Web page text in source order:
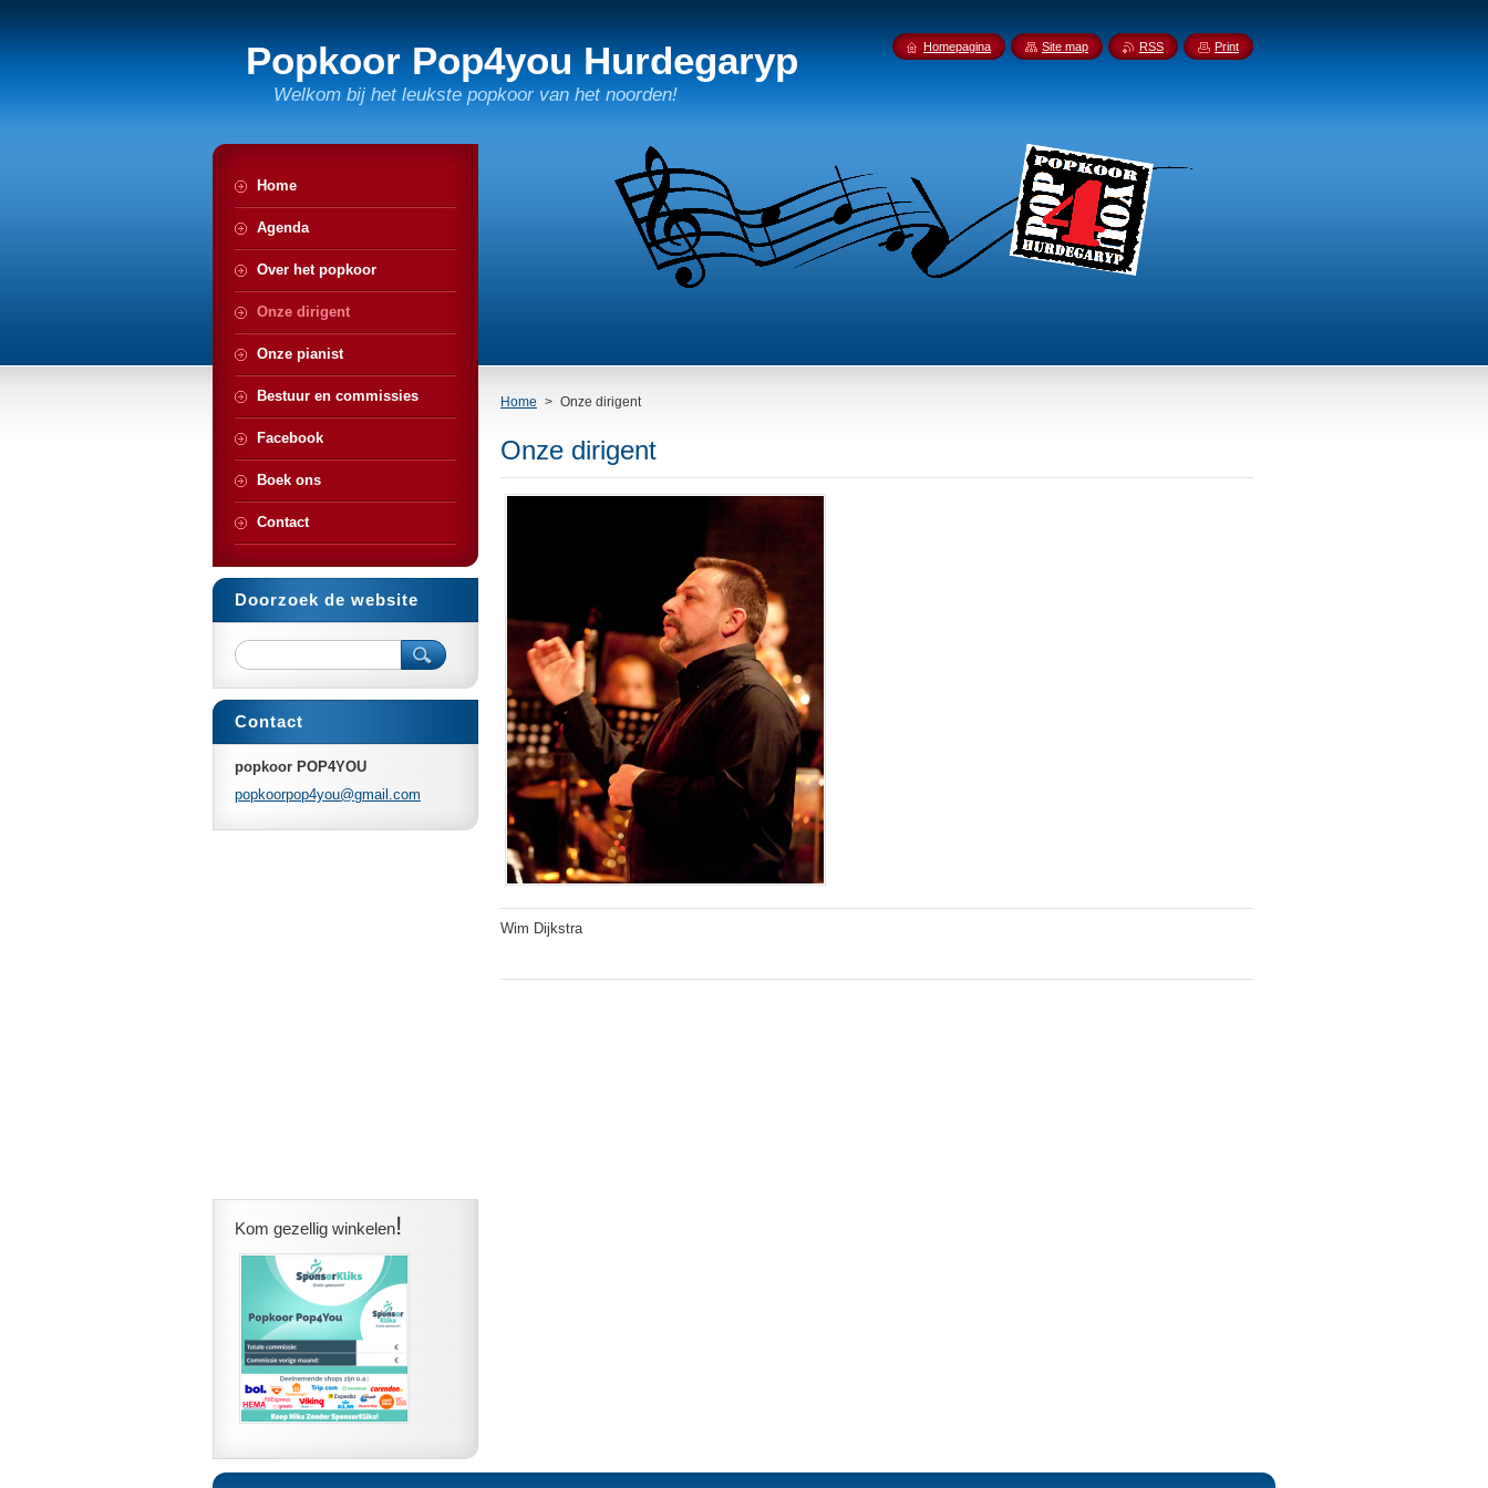
Popkoor Pop4you Hurdegaryp
Welkom bij het leukste popkoor van het noorden!
Home > Onze dirigent
Onze dirigent
Wim Dijkstra
Home
Agenda
Over het popkoor
Onze dirigent
Onze pianist
Bestuur en commissies
Facebook
Boek ons
Contact
Doorzoek de website
Contact
popkoor POP4YOU
popkoorpop4you@gmail.com
Kom gezellig winkelen!
Homepagina Site map RSS Print